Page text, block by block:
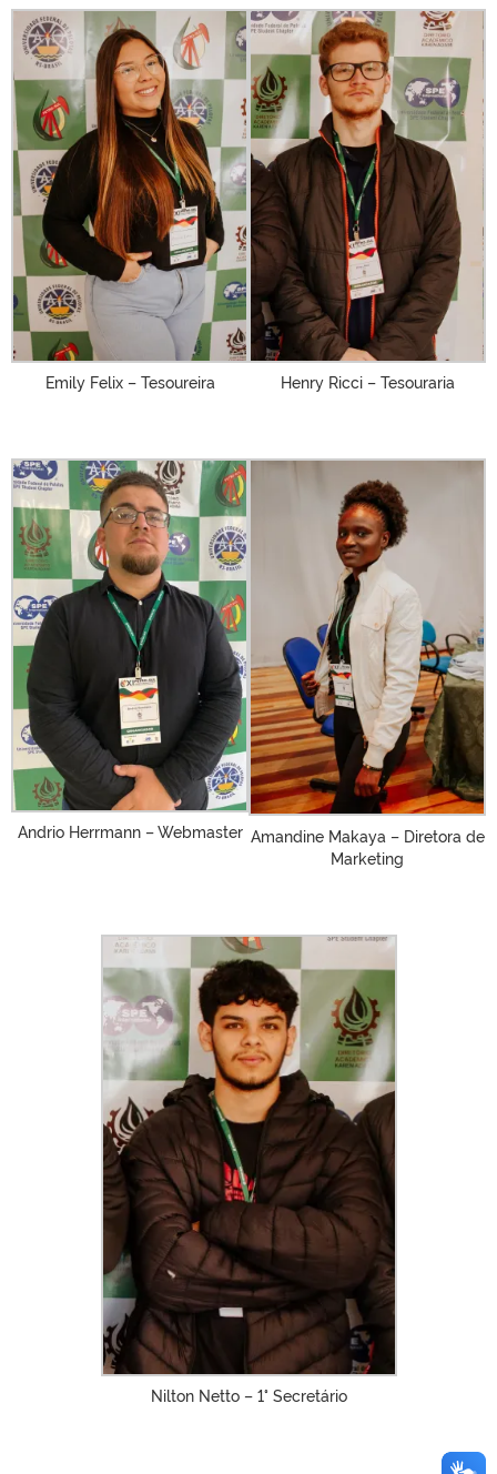
Emily Felix – Tesoureira Henry Ricci – Tesouraria
Andrio Herrmann – Webmaster Amandine Makaya – Diretora de
Marketing
Nilton Netto – 1° Secretário